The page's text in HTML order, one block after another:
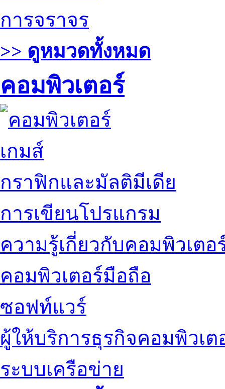
การจราจร
>> ดูหมวดทั้งหมด
คอมพิวเตอร์
เกมส์
กราฟิกและมัลติมีเดีย
การเขียนโปรแกรม
ความรู้เกี่ยวกับคอมพิวเตอ
คอมพิวเตอร์มือถือ
ซอฟท์แวร์
ผู้ให้บริการธุรกิจคอมพิวเต
ระบบเครือข่าย